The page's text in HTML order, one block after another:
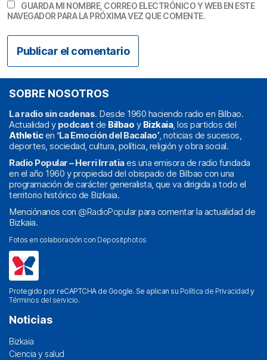
GUARDA MI NOMBRE, CORREO ELECTRÓNICO Y WEB EN ESTE
NAVEGADOR PARA LA PRÓXIMA VEZ QUE COMENTE.
SOBRE NOSOTROS
La radio sin cadenas. Desde 1960 haciendo radio en Bilbao.
Actualidad y podcast de Bilbao y Bizkaia, los partidos del
Athleticen ‘La Emoción del Bacalao’, noticias de sucesos,
deportes, sociedad, cultura, política, religión y obra social.
Radio Popular – Herri Irratiaes una emisora de radio fundada
en el año 1960 y propiedad del obispado de Bilbao con una
programación de carácter generalista, que va dirigida a todo el
territorio histórico de Bizkaia.
Menciónanos con @RadioPopularpara comentar la actualidad de
Bizkaia.
Fotos en colaboración con Depositphotos
Protegido por reCAPTCHA de Google. Se aplican su Política de Privacidad y
Términos del servicio.
Noticias
Bizkaia
Ciencia y salud